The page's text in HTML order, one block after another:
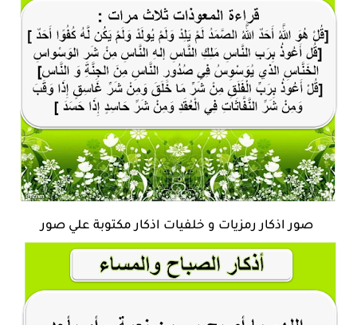
صور اذكار رمزيات و خلفيات اذكار مكتوبة علي صور